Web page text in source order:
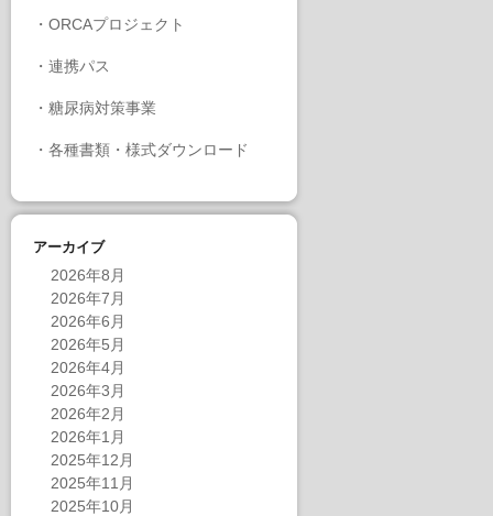
・ ORCAプロジェクト
・ 連携パス
・ 糖尿病対策事業
・ 各種書類・様式ダウンロード
アーカイブ
2026年8月
2026年7月
2026年6月
2026年5月
2026年4月
2026年3月
2026年2月
2026年1月
2025年12月
2025年11月
2025年10月